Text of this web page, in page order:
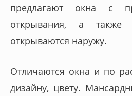
предлагают окна с
открывания, а также
открываются наружу.
Отличаются окна и по
дизайну, цвету.